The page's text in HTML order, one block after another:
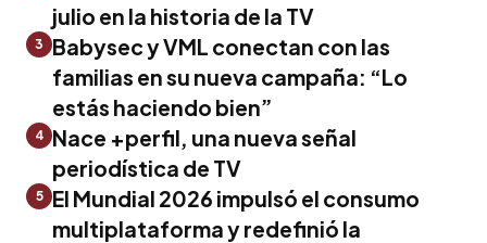
julio en la historia de la TV
3
Babysec y VML conectan con las
familias en su nueva campaña: “Lo
estás haciendo bien”
4 Nace +perfil, una nueva señal
periodística de TV
5
El Mundial 2026 impulsó el consumo
multiplataforma y redefinió la